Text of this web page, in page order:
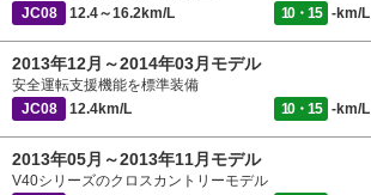
JC08
12.4～16.2km/L 10・15 -km/L
2013年12月～2014年03月モデル
安全運転支援機能を標準装備
JC08
12.4km/L 10・15 -km/L
2013年05月～2013年11月モデル
V40シリーズのクロスカントリーモデル